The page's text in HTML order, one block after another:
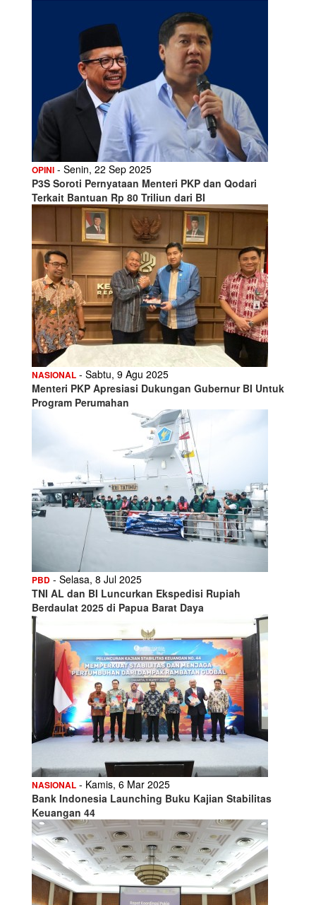
OPINI - Senin, 22 Sep 2025
P3S Soroti Pernyataan Menteri PKP dan Qodari
Terkait Bantuan Rp 80 Triliun dari BI
NASIONAL - Sabtu, 9 Agu 2025
Menteri PKP Apresiasi Dukungan Gubernur BI Untuk
Program Perumahan
PBD - Selasa, 8 Jul 2025
TNI AL dan BI Luncurkan Ekspedisi Rupiah
Berdaulat 2025 di Papua Barat Daya
NASIONAL - Kamis, 6 Mar 2025
Bank Indonesia Launching Buku Kajian Stabilitas
Keuangan 44